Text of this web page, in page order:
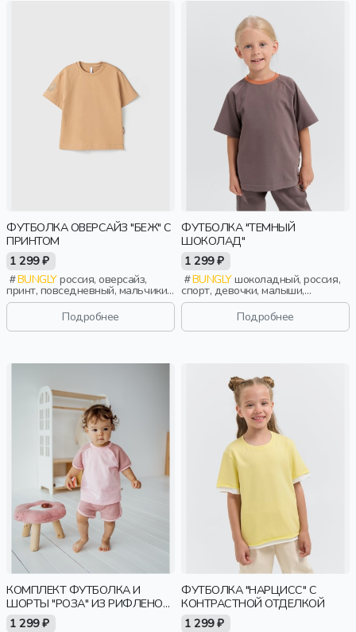
ФУТБОЛКА ОВЕРСАЙЗ "БЕЖ" С
ПРИНТОМ
1 299 ₽
BUNGLYроссия, оверсайз,
принт, повседневный, мальчики,
малыши, дошкольники, дети
Подробнее
ФУТБОЛКА "ТЕМНЫЙ
ШОКОЛАД"
1 299 ₽
BUNGLYшоколадный, россия,
спорт, девочки, малыши,
дошкольники, дети
Подробнее
КОМПЛЕКТ ФУТБОЛКА И
ШОРТЫ "РОЗА" ИЗ РИФЛЕНОЙ
ТКАНИ 0+
1 299 ₽
ФУТБОЛКА "НАРЦИСС" С
КОНТРАСТНОЙ ОТДЕЛКОЙ
1 299 ₽